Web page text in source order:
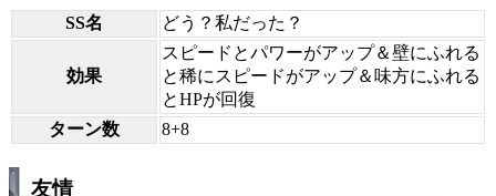
SS名 どう？私だった？
効果
スピードとパワーがアップ＆壁にふれる
と稀にスピードがアップ＆味方にふれる
とHPが回復
ターン数
8+8
友情